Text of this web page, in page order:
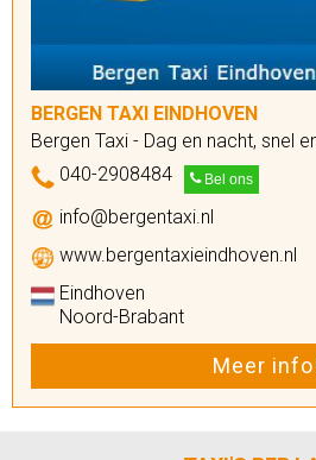
BERGEN TAXI EINDHOVEN
Bergen Taxi - Dag en nacht, snel
040-2908484
Bel ons
info@bergentaxi.nl
www.bergentaxieindhoven.nl
Eindhoven
Noord-Brabant
Meer